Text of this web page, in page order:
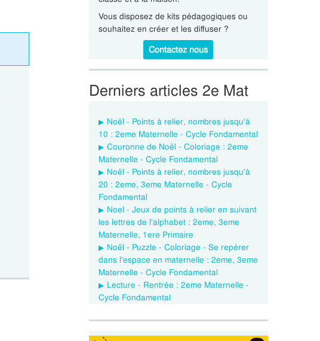
Vous disposez de kits pédagogiques ou
souhaitez en créer et les diffuser ?
Contactez nous
Derniers articles 2e Mat
Noël - Points à relier, nombres jusqu'à
10 : 2eme Maternelle - Cycle Fondamental
Couronne de Noël - Coloriage : 2eme
Maternelle - Cycle Fondamental
Noël - Points à relier, nombres jusqu'à
20 : 2eme, 3eme Maternelle - Cycle
Fondamental
Noel - Jeux de points à relier en suivant
les lettres de l'alphabet : 2eme, 3eme
Maternelle, 1ere Primaire
Noël - Puzzle - Coloriage - Se repérer
dans l'espace en maternelle : 2eme, 3eme
Maternelle - Cycle Fondamental
Lecture - Rentrée : 2eme Maternelle -
Cycle Fondamental